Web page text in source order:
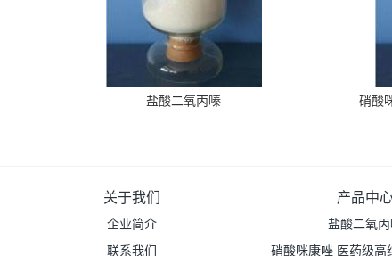
盐酸二氧丙嗪 硝酸
关于我们
企业简介
联系我们
产品中
盐酸二氧
硝酸咪康唑 医药级高